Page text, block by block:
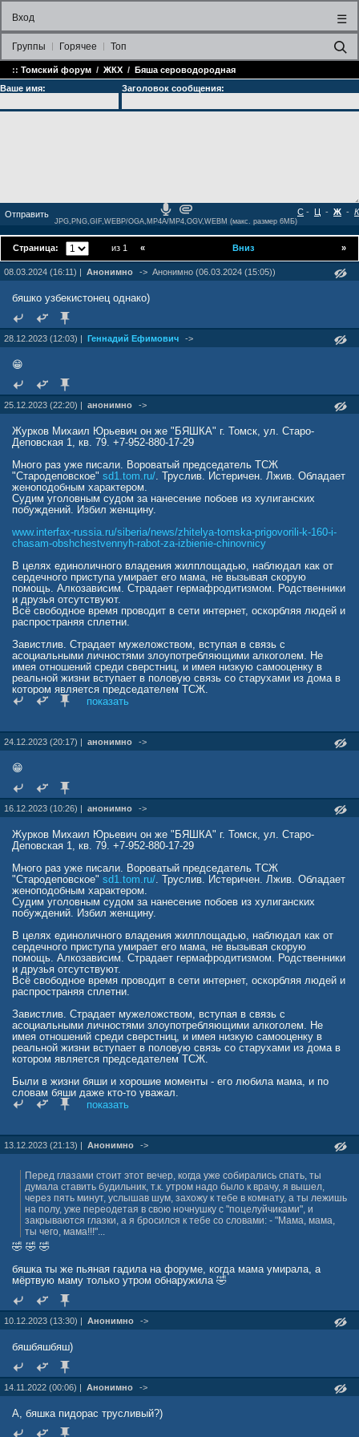
Вход ☰
Группы Горячее Топ
:: Томский форум / ЖКХ / Бяшa сероводородная
Ваше имя:
Заголовок сообщения:
- Ц - Ж - К
С
JPG,PNG,GIF,WEBP/OGA,MP4A/MP4,OGV,WEBM (макс. размер 6МБ)
Страница: из 1 »
« Вниз
08.03.2024 (16:11) | Анонимно -> Анонимно (06.03.2024 (15:05))
бяшко узбекистонец однако)
28.12.2023 (12:03) | Геннадий Ефимович ->
😁
25.12.2023 (22:20) | анонимно ->
Журков Михаил Юрьевич он же "БЯШКА" г. Томск, ул. Старо-
Деповская 1, кв. 79. +7-952-880-17-29
Много раз уже писали. Вороватый председатель ТСЖ
"Стародеповское" sd1.tom.ru/. Труслив. Истеричен. Лжив. Обладает
женоподобным характером.
Судим уголовным судом за нанесение побоев из хулиганских
побуждений. Избил женщину.
www.interfax-russia.ru/siberia/news/zhitelya-tomska-prigovorili-k-160-i-
chasam-obshchestvennyh-rabot-za-izbienie-chinovnicy
В целях единоличного владения жилплощадью, наблюдал как от
сердечного приступа умирает его мама, не вызывая скорую
помощь. Алкозависим. Страдает гермафродитизмом. Родственники
и друзья отсутствуют.
Всё свободное время проводит в сети интернет, оскорбляя людей и
распространяя сплетни.
Завистлив. Страдает мужеложством, вступая в связь с
асоциальными личностями злоупотребляющими алкоголем. Не
имея отношений среди сверстниц, и имея низкую самооценку в
реальной жизни вступает в половую связь со старухами из дома в
котором является председателем ТСЖ.
Так же в жизни бяши была единственная женщина, которая за
деньги говорила всем, что гермафродит на самом деле мужик,
принялась рожать детей нормальному мужику.
Да ещё хороший момент - бяша написав гадостей, в реале с
перепугу удирал роняя кал на бегу, от самого если кто знает
Александра Лунева (хозяина Башни)...
показать
24.12.2023 (20:17) | анонимно ->
😁
16.12.2023 (10:26) | анонимно ->
Журков Михаил Юрьевич он же "БЯШКА" г. Томск, ул. Старо-
Деповская 1, кв. 79. +7-952-880-17-29
Много раз уже писали. Вороватый председатель ТСЖ
"Стародеповское" sd1.tom.ru/. Труслив. Истеричен. Лжив. Обладает
женоподобным характером.
Судим уголовным судом за нанесение побоев из хулиганских
побуждений. Избил женщину.
В целях единоличного владения жилплощадью, наблюдал как от
сердечного приступа умирает его мама, не вызывая скорую
помощь. Алкозависим. Страдает гермафродитизмом. Родственники
и друзья отсутствуют.
Всё свободное время проводит в сети интернет, оскорбляя людей и
распространяя сплетни.
Завистлив. Страдает мужеложством, вступая в связь с
асоциальными личностями злоупотребляющими алкоголем. Не
имея отношений среди сверстниц, и имея низкую самооценку в
реальной жизни вступает в половую связь со старухами из дома в
котором является председателем ТСЖ.
Были в жизни бяши и хорошие моменты - его любила мама, и по
словам бяши даже кто-то уважал.
Так же в жизни бяши была единственная женщина, которая за
принялась рожать детей нормальному мужику.
Да ещё хороший момент - бяша написав гадостей, в реале с
Александра Лунева (хозяина Башни)...
показать
13.12.2023 (21:13) | Анонимно ->
Перед глазами стоит этот вечер, когда уже собирались спать, ты
думала ставить будильник, т.к. утром надо было к врачу, я вышел,
через пять минут, услышав шум, захожу к тебе в комнату, а ты лежишь
на полу, уже переодетая в свою ночнушку с "поцелуйчиками", и
закрываются глазки, а я бросился к тебе со словами: - "Мама, мама,
ты чего, мама!!!"...
🤣 🤣 🤣
бяшка ты же пьяная гадила на форуме, когда мама умирала, а
мёртвую маму только утром обнаружила 🤣
10.12.2023 (13:30) | Анонимно ->
бяшбяшбяш)
14.11.2022 (00:06) | Анонимно ->
А, бяшка пидорас трусливый?)